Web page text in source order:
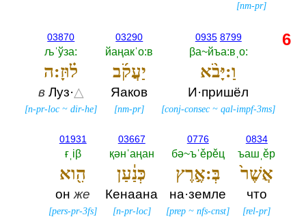
[nm-pr]
0935 8799
βа~йъа:вˌо:‎
וַ:יָּבֹ֨א
И·пришёл
[conj-consec ~qal-impf-3ms]
03290
йаңакˈо:в
יַעֲקֹ֜ב
Яаков
[nm-pr]
03870
љˈўза:‎
ל֗וּזָ:ה
вЛуз·△
[n-pr-loc ~dir-he]
0834
ъашˌěр
אֲשֶׁר֙
что
[rel-pr]
0776
бә~ъˈěрěц
בְּ:אֶ֣רֶץ
на·земле
[prep ~nfs-cnst]
03667
қәнˈаңан
כְּנַ֔עַן
Кенаана
[n-pr-loc]
01931
ғˌiβ
הִ֖וא
онже
[pers-pr-3fs]
6